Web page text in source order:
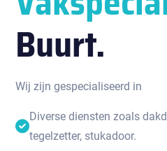
Buurt.
Wij zijn gespecialiseerd in
Diverse diensten zoals
tegelzetter, stukadoor.